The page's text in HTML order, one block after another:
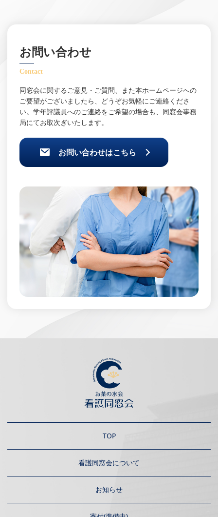
お問い合わせ
Contact
同窓会に関するご意見・ご質問、また本ホームページへの
ご要望がございましたら、どうぞお気軽にご連絡くださ
い。学年評議員へのご連絡をご希望の場合も、同窓会事務
局にてお取次ぎいたします。
お問い合わせはこちら
TOP
看護同窓会について
お知らせ